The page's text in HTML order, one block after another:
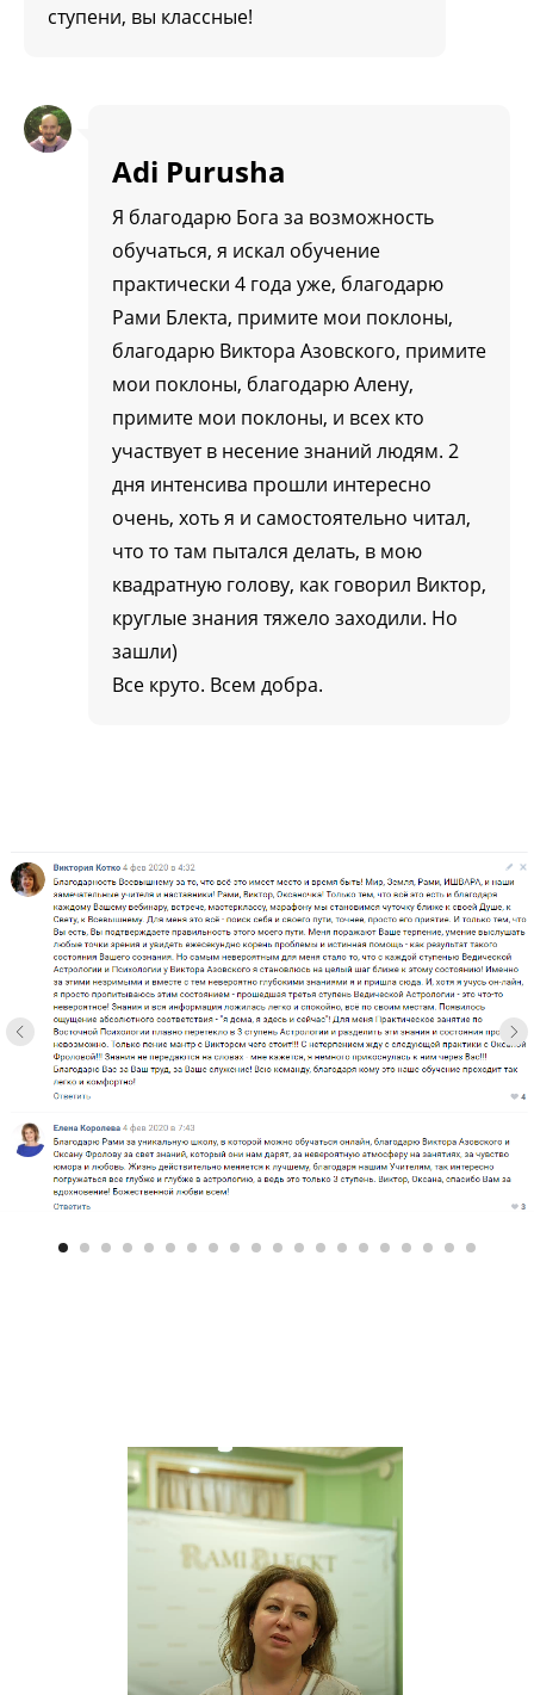
ступени, вы классные!
Adi Purusha
Я благодарю Бога за возможность
обучаться, я искал обучение
практически 4 года уже, благодарю
Рами Блекта, примите мои поклоны,
благодарю Виктора Азовского, примите
мои поклоны, благодарю Алену,
примите мои поклоны, и всех кто
участвует в несение знаний людям. 2
дня интенсива прошли интересно
очень, хоть я и самостоятельно читал,
что то там пытался делать, в мою
квадратную голову, как говорил Виктор,
круглые знания тяжело заходили. Но
зашли)
Все круто. Всем добра.